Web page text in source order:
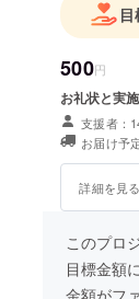
500円
お礼状と実
支援者：
お届け予
詳細を見
このプロ
目標金額